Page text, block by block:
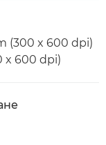
(300 x 600 dpi)
x 600 dpi)